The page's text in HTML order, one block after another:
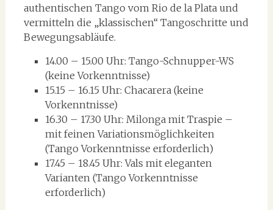
authentischen Tango vom Rio de la Plata und
vermitteln die „klassischen“ Tangoschritte und
Bewegungsabläufe.
14.00 – 15.00 Uhr: Tango-Schnupper-WS
(keine Vorkenntnisse)
15.15 – 16.15 Uhr: Chacarera (keine
Vorkenntnisse)
16.30 – 17.30 Uhr: Milonga mit Traspie –
mit feinen Variationsmöglichkeiten
(Tango Vorkenntnisse erforderlich)
17.45 – 18.45 Uhr: Vals mit eleganten
Varianten (Tango Vorkenntnisse
erforderlich)